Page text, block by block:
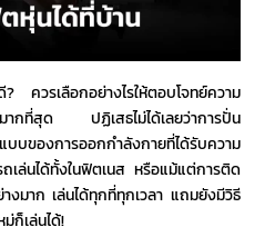
? ควรเลือกอย่างไรให้ตอบโจทย์ความ
มากที่สุด ปฏิเสธไม่ได้เลยว่าการปั่น
บของการออกกำลังกายที่ได้รับความ
เล่นได้ทั้งในฟิตเนส หรือแม้แต่การติด
งมาก เล่นได้ทุกที่ทุกเวลา แถมยังมีวิธี
ก็เล่นได้!